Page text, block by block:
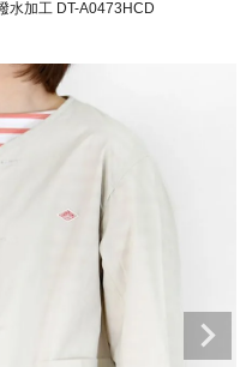
水加工 DT-A0473HCD